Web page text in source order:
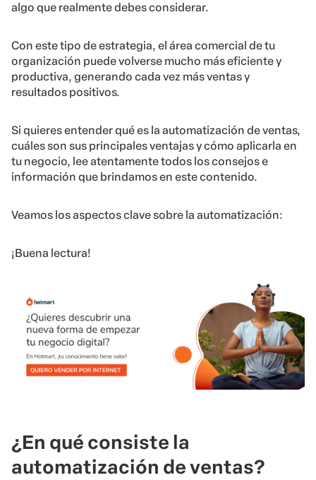
algo que realmente debes considerar.
Con este tipo de estrategia, el área comercial de tu
organización puede volverse mucho más eficiente y
productiva, generando cada vez más ventas y
resultados positivos.
Si quieres entender qué es la automatización de ventas,
cuáles son sus principales ventajas y cómo aplicarla en
tu negocio, lee atentamente todos los consejos e
información que brindamos en este contenido.
Veamos los aspectos clave sobre la automatización:
¡Buena lectura!
¿En qué consiste la
automatización de ventas?